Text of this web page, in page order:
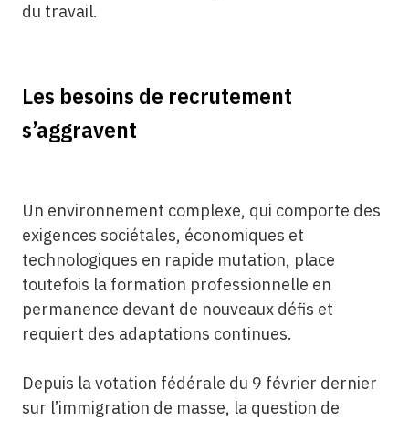
du travail.
Les besoins de recrutement
s’aggravent
Un environnement complexe, qui comporte des
exigences sociétales, économiques et
technologiques en rapide mutation, place
toutefois la formation professionnelle en
permanence devant de nouveaux défis et
requiert des adaptations continues.
Depuis la votation fédérale du 9 février dernier
sur l’immigration de masse, la question de